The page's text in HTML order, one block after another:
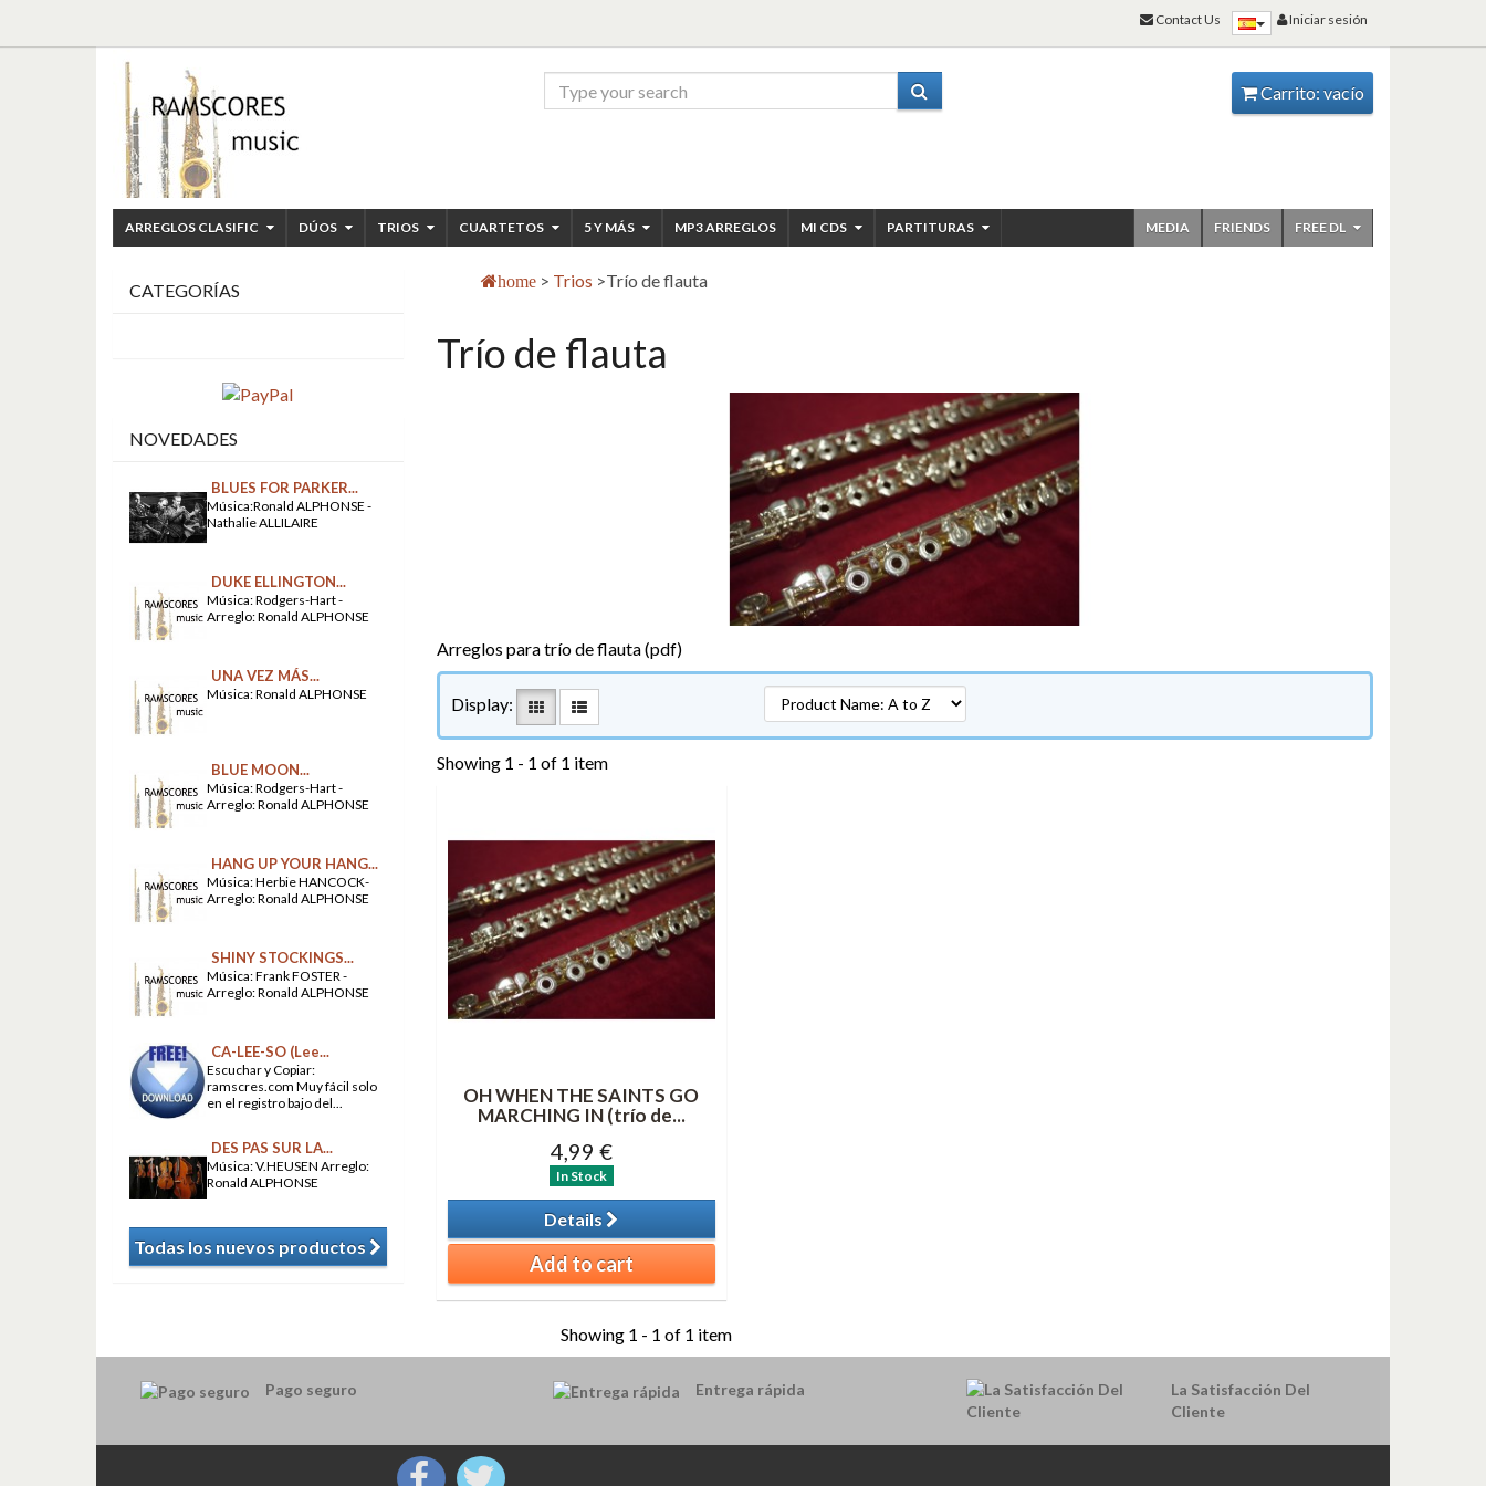
Carrito: vacío
ARREGLOS CLASIFIC DÚOS TRIOS CUARTETOS 5 Y MÁS MP3 ARREGLOS MI CDS PARTITURAS FREE DL
FRIENDS
MEDIA
home > Trios >Trío de flauta
Trío de flauta
Arreglos para trío de flauta (pdf)
Display:
Showing 1 - 1 of 1 item
OH WHEN THE SAINTS GO
MARCHING IN (trío de...
4,99 €
In Stock
Details
Add to cart
Showing 1 - 1 of 1 item
CATEGORÍAS
NOVEDADES
BLUES FOR PARKER...
Música:Ronald ALPHONSE -
Nathalie ALLILAIRE
DUKE ELLINGTON...
Música: Rodgers-Hart -
Arreglo: Ronald ALPHONSE
UNA VEZ MÁS...
Música: Ronald ALPHONSE
BLUE MOON...
Música: Rodgers-Hart -
Arreglo: Ronald ALPHONSE
HANG UP YOUR HANG...
Música: Herbie HANCOCK-
Arreglo: Ronald ALPHONSE
SHINY STOCKINGS...
Música: Frank FOSTER -
Arreglo: Ronald ALPHONSE
CA-LEE-SO (Lee...
Escuchar y Copiar:
ramscres.com Muy fácil solo
en el registro bajo del...
DES PAS SUR LA...
Música: V.HEUSEN Arreglo:
Ronald ALPHONSE
Todas los nuevos productos
Pago seguro Entrega rápida
La Satisfacción Del
Cliente
Iniciar sesión
Contact Us